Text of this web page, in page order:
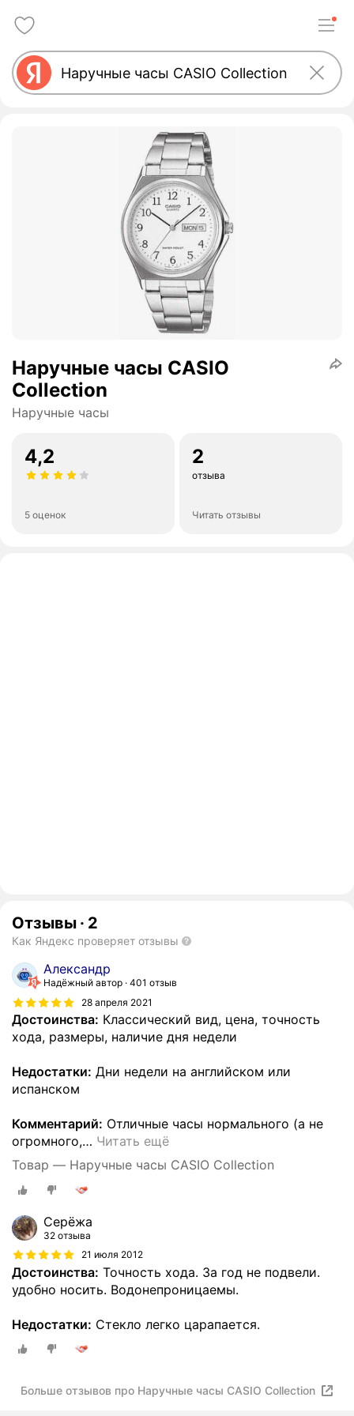
Наручные часы CASIO
Collection
Наручные часы
4,2
5 оценок
2
отзыва
Читать отзывы
Отзывы · 2
Как Яндекс проверяет отзывы
Александр
Надёжный автор 401 отзыв
28 апреля 2021
Достоинства: Классический вид, цена, точность
хода, размеры, наличие дня недели
Недостатки: Дни недели на английском или
испанском
Комментарий: Отличные часы нормального (а не
огромного,… Читать ещё
Товар — Наручные часы CASIO Collection
Серёжа
32 отзыва
21 июля 2012
Достоинства: Точность хода. За год не подвели.
удобно носить. Водонепроницаемы.
Недостатки: Стекло легко царапается.
Больше отзывов про Наручные часы CASIO Collection